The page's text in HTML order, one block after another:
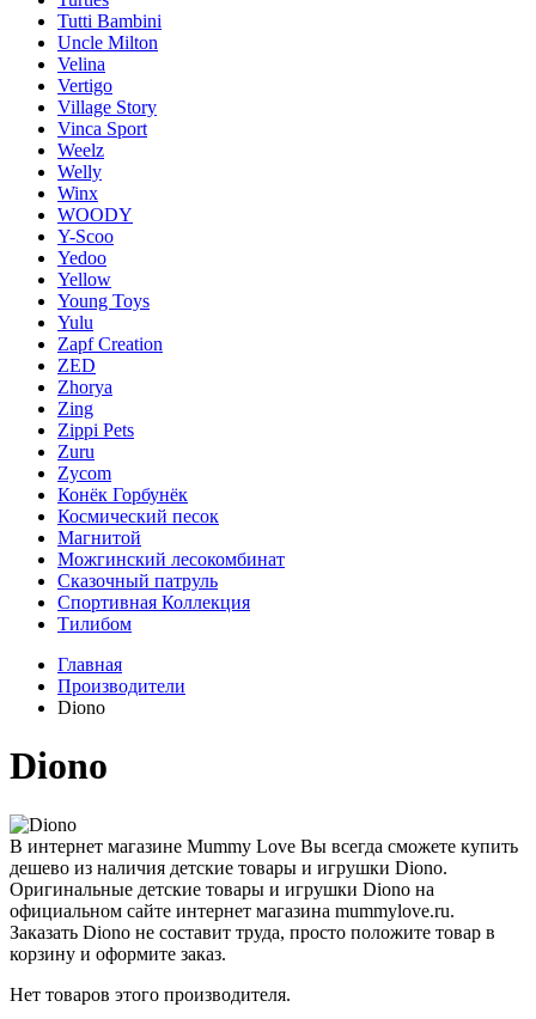
Tutti Bambini
Uncle Milton
Velina
Vertigo
Village Story
Vinca Sport
Weelz
Welly
Winx
WOODY
Y-Scoo
Yedoo
Yellow
Young Toys
Yulu
Zapf Creation
ZED
Zhorya
Zing
Zippi Pets
Zuru
Zycom
Конёк Горбунёк
Космический песок
Магнитой
Можгинский лесокомбинат
Сказочный патруль
Спортивная Коллекция
Тилибом
Главная
Производители
Diono
Diono
В интернет магазине Mummy Love Вы всегда сможете купить
дешево из наличия детские товары и игрушки Diono.
Оригинальные детские товары и игрушки Diono на
официальном сайте интернет магазина mummylove.ru.
Заказать Diono не составит труда, просто положите товар в
корзину и оформите заказ.
Нет товаров этого производителя.